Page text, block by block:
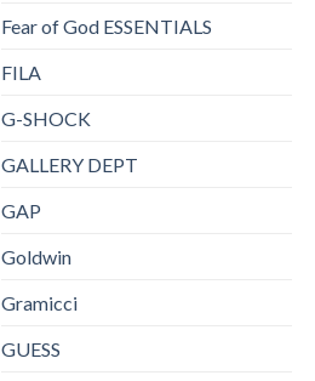
Fear of God ESSENTIALS
FILA
G-SHOCK
GALLERY DEPT
GAP
Goldwin
Gramicci
GUESS